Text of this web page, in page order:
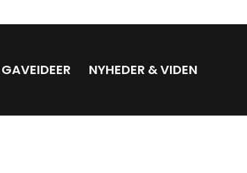
GAVEIDEER NYHEDER & VIDEN